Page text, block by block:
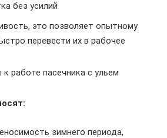
без усилий
это позволяет опытному
перевести их в рабочее
работе пасечника с ульем
зимнего периода,